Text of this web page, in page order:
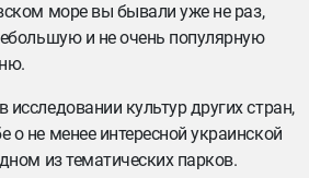
море вы бывали уже не раз,
и не очень популярную
культур других стран,
о не менее интересной украинской
из тематических парков.